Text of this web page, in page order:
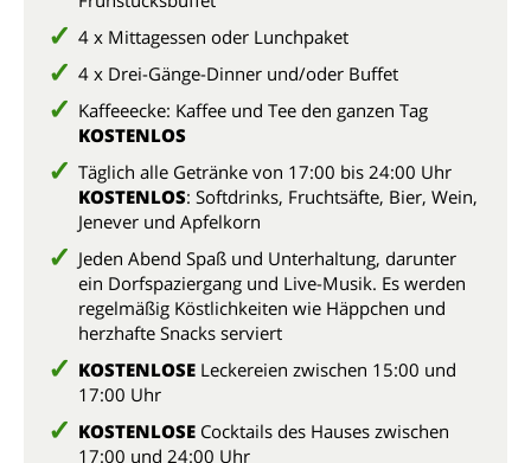
4 x Mittagessen oder Lunchpaket
4 x Drei-Gänge-Dinner und/oder Buffet
Kaffeeecke: Kaffee und Tee den ganzen Tag
KOSTENLOS
Täglich alle Getränke von 17:00 bis 24:00 Uhr
KOSTENLOS: Softdrinks, Fruchtsäfte, Bier, Wein,
Jenever und Apfelkorn
Jeden Abend Spaß und Unterhaltung, darunter
ein Dorfspaziergang und Live-Musik. Es werden
regelmäßig Köstlichkeiten wie Häppchen und
herzhafte Snacks serviert
KOSTENLOSE Leckereien zwischen 15:00 und
17:00 Uhr
KOSTENLOSE Cocktails des Hauses zwischen
17:00 und 24:00 Uhr